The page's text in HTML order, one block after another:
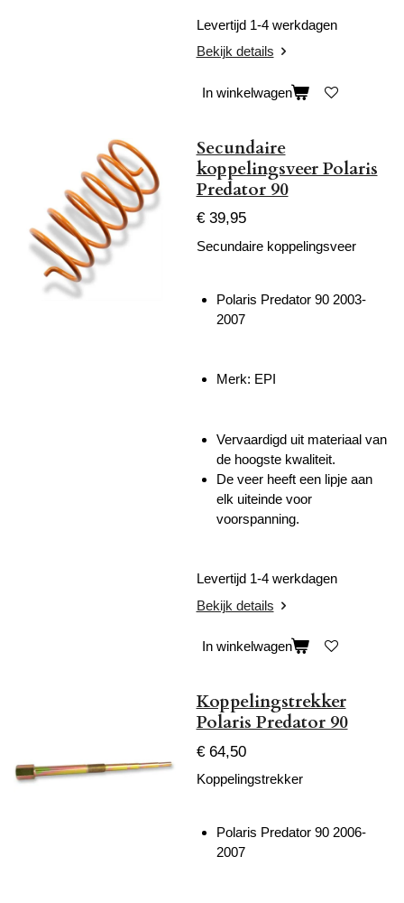
Levertijd 1-4 werkdagen
Bekijk details
In winkelwagen
Secundaire
koppelingsveer Polaris
Predator 90
€ 39,95
Secundaire koppelingsveer
Polaris Predator 90 2003-
2007
Merk: EPI
Vervaardigd uit materiaal van
de hoogste kwaliteit.
De veer heeft een lipje aan
elk uiteinde voor
voorspanning.
Levertijd 1-4 werkdagen
Bekijk details
In winkelwagen
Koppelingstrekker
Polaris Predator 90
€ 64,50
Koppelingstrekker
Polaris Predator 90 2006-
2007